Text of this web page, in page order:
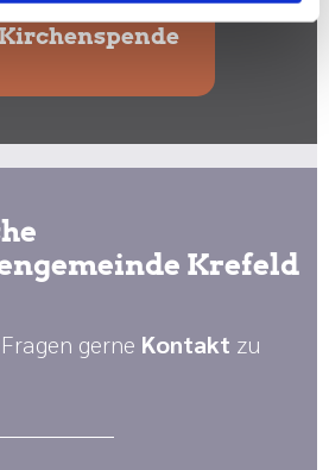
Kirchenspende
Krefeld
gerne Kontakt zu